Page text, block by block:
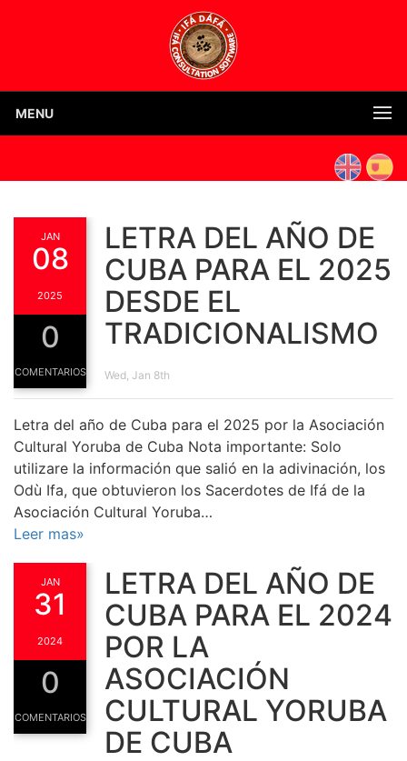
MENU
JAN
08
2025
0
COMENTARIOS
LETRA DEL AÑO DE
CUBA PARA EL 2025
DESDE EL
TRADICIONALISMO
Wed, Jan 8th
Letra del año de Cuba para el 2025 por la Asociación
Cultural Yoruba de Cuba Nota importante: Solo
utilizare la información que salió en la adivinación, los
Odù Ifa, que obtuvieron los Sacerdotes de Ifá de la
Asociación Cultural Yoruba…
Leer mas»
JAN
31
2024
0
COMENTARIOS
LETRA DEL AÑO DE
CUBA PARA EL 2024
POR LA
ASOCIACIÓN
CULTURAL YORUBA
DE CUBA